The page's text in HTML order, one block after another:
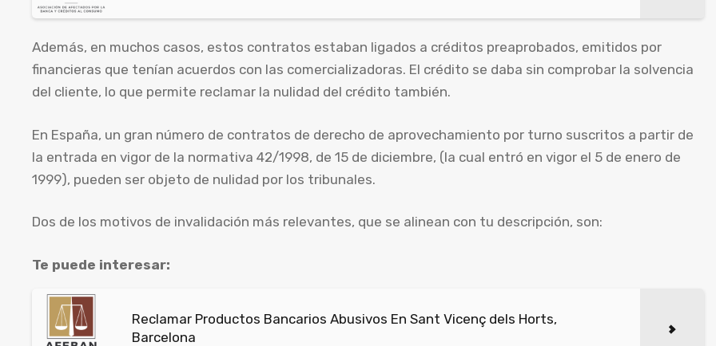
Además, en muchos casos, estos contratos estaban ligados a créditos preaprobados, emitidos por
financieras que tenían acuerdos con las comercializadoras. El crédito se daba sin comprobar la solvencia
del cliente, lo que permite reclamar la nulidad del crédito también.
En España, un gran número de contratos de derecho de aprovechamiento por turno suscritos a partir de
la entrada en vigor de la normativa 42/1998, de 15 de diciembre, (la cual entró en vigor el 5 de enero de
1999), pueden ser objeto de nulidad por los tribunales.
Dos de los motivos de invalidación más relevantes, que se alinean con tu descripción, son:
Te puede interesar:
Reclamar Productos Bancarios Abusivos En Sant Vicenç dels Horts,
Barcelona